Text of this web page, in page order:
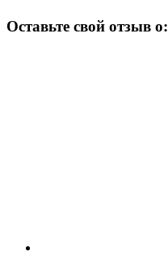
Оставьте свой отзыв о: